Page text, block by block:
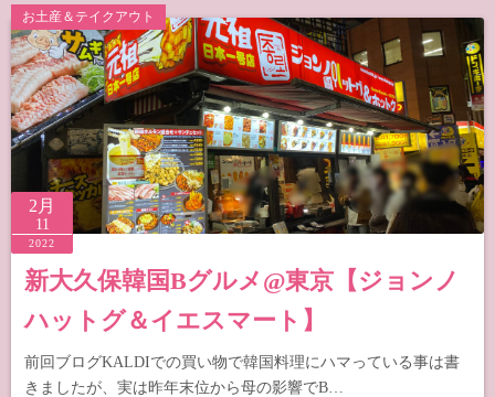
お土産＆テイクアウト
2月
11
2022
新大久保韓国Bグルメ@東京【ジョンノ
ハットグ＆イエスマート】
前回ブログKALDIでの買い物で韓国料理にハマっている事は書
きましたが、実は昨年末位から母の影響でB…